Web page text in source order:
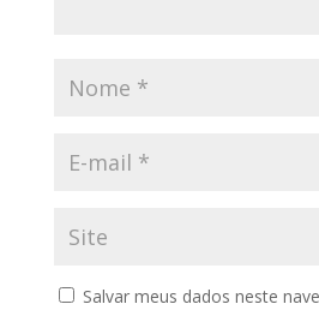
Salvar meus dados neste